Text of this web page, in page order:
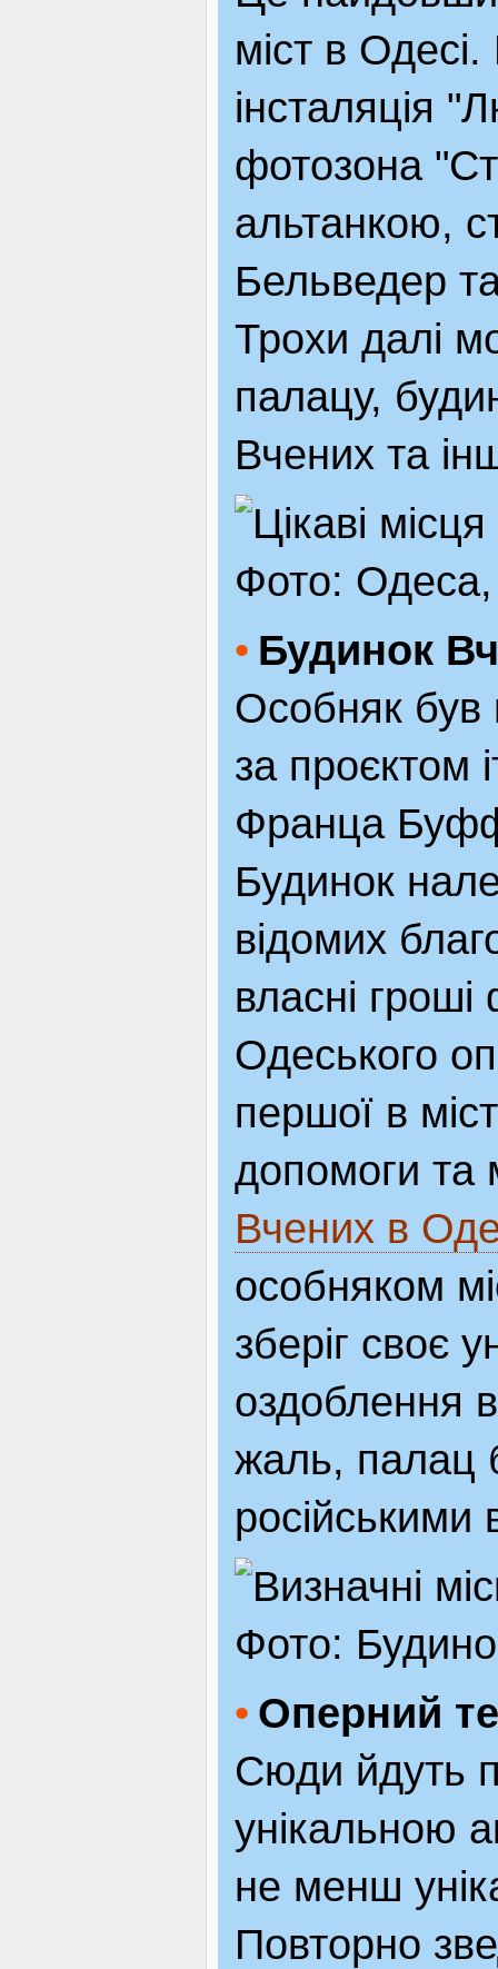
міст в
інсталяція
фотозона
альтанкою,
Бельведер
Трохи далі
палацу,
Вчених та
Фото:
Будинок
Особняк був
за проєктом
Франца
Будинок
відомих
власні
Одеського
першої в
допомоги та
Вчених в
особняком
зберіг своє
оздоблення
жаль, палац
Фото:
Оперний
Сюди йдуть
унікальною
не менш
Повторно